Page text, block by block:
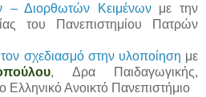
– Διορθωτών Κειμένωνμε την
του Πανεπιστημίου Πατρών
σχεδιασμό στην υλοποίηση με
, Δρα Παιδαγωγικής,
Ανοικτό Πανεπιστήμιο